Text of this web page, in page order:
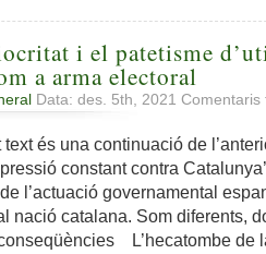
i el patetisme
a arma electoral
Data: des. 5th, 2021 Comentaris
és una continuació de
constant contra
l’actuació governamental
nació catalana. Som diferents,
L’hecatombe de